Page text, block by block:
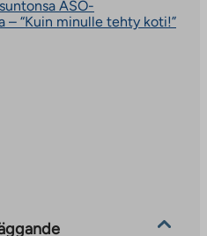
ASO-
– “Kuin minulle tehty koti!”The